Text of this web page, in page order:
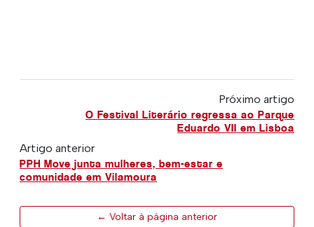
Próximo artigo
O Festival Literário regressa ao Parque
Eduardo VII em Lisboa
Artigo anterior
PPH Move junta mulheres, bem-estar e
comunidade em Vilamoura
← Voltar à página anterior